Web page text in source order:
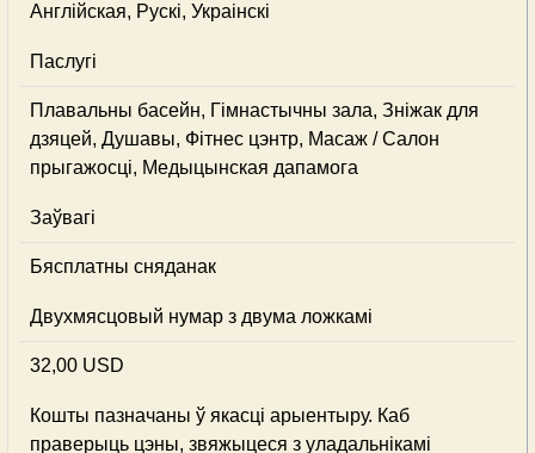
Англійская, Рускі, Украінскі
Паслугі
Плавальны басейн, Гімнастычны зала, Зніжак для
дзяцей, Душавы, Фітнес цэнтр, Масаж / Салон
прыгажосці, Медыцынская дапамога
Заўвагі
Бясплатны сняданак
Двухмясцовый нумар з двума ложкамі
32,00 USD
Кошты пазначаны ў якасці арыентыру. Каб
праверыць цэны, звяжыцеся з уладальнікамі